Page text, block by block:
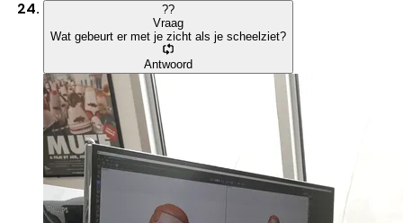
??
Vraag
Wat gebeurt er met je zicht als je scheelziet?
Antwoord